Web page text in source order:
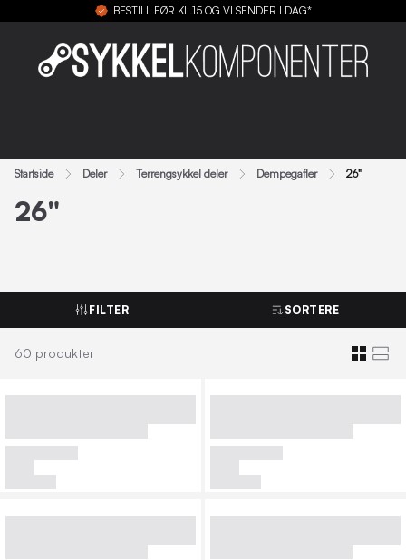
BESTILL FØR KL.15 OG VI SENDER I DAG*
Startside Deler Terrengsykkel deler Dempegafler 26"
26"
FILTER SORTERE
60 produkter